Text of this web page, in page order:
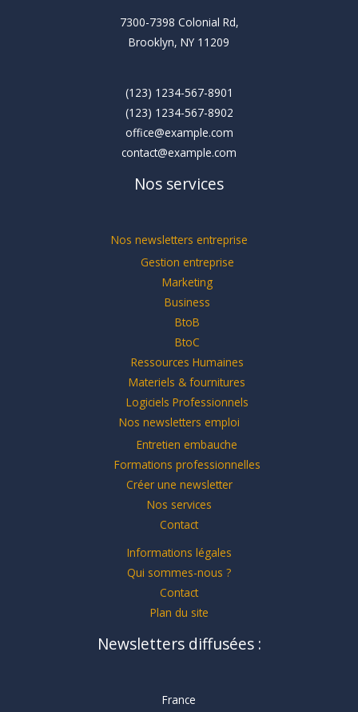
7300-7398 Colonial Rd,
Brooklyn, NY 11209
(123) 1234-567-8901
(123) 1234-567-8902
office@example.com
contact@example.com
Nos services
Nos newsletters entreprise
Gestion entreprise
Marketing
Business
BtoB
BtoC
Ressources Humaines
Materiels & fournitures
Logiciels Professionnels
Nos newsletters emploi
Entretien embauche
Formations professionnelles
Créer une newsletter
Nos services
Contact
Informations légales
Qui sommes-nous ?
Contact
Plan du site
Newsletters diffusées :
France